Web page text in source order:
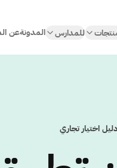
للمدارس المدونةعن
دليل اختيار تجاري